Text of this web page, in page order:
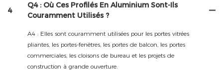
4
Q4 : Où Ces Profilés En Aluminium Sont-Ils
Couramment Utilisés ?
A4 : Elles sont couramment utilisées pour les portes vitrées
pliantes, les portes-fenêtres, les portes de balcon, les portes
commerciales, les cloisons de bureau et les projets de
construction à grande ouverture.